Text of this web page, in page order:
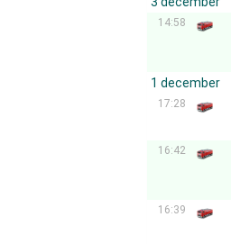
14:58
1 december
17:28
16:42
16:39